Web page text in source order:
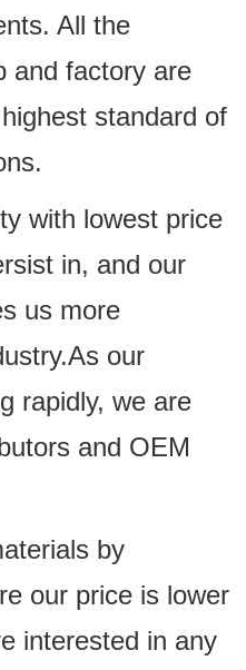
All the
and factory are
standard of
with lowest price
in, and our
us more
our
rapidly, we are
and OEM
by
our price is lower
interested in any